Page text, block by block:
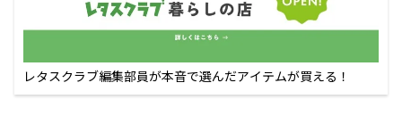
レタスクラブ編集部員が本音で選んだアイテムが買える！